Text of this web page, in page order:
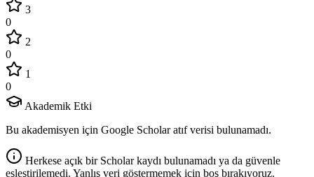
3
0
2
0
1
0
Akademik Etki
Bu akademisyen için Google Scholar atıf verisi bulunamadı.
Herkese açık bir Scholar kaydı bulunamadı ya da güvenle
eşleştirilemedi. Yanlış veri göstermemek için boş bırakıyoruz.